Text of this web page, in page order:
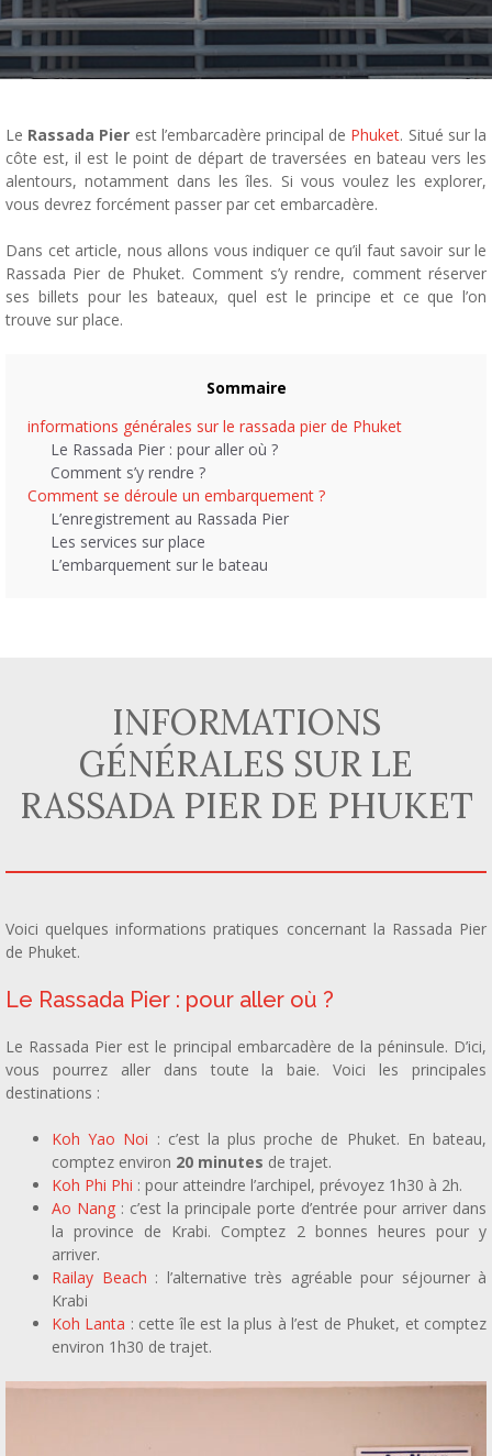
Le Rassada Pier est l’embarcadère principal de Phuket. Situé sur la
côte est, il est le point de départ de traversées en bateau vers les
alentours, notamment dans les îles. Si vous voulez les explorer,
vous devrez forcément passer par cet embarcadère.
Dans cet article, nous allons vous indiquer ce qu’il faut savoir sur le
Rassada Pier de Phuket. Comment s’y rendre, comment réserver
ses billets pour les bateaux, quel est le principe et ce que l’on
trouve sur place.
Sommaire
informations générales sur le rassada pier de Phuket
Le Rassada Pier : pour aller où ?
Comment s’y rendre ?
Comment se déroule un embarquement ?
L’enregistrement au Rassada Pier
Les services sur place
L’embarquement sur le bateau
INFORMATIONS
GÉNÉRALES SUR LE
RASSADA PIER DE PHUKET
Voici quelques informations pratiques concernant la Rassada Pier
de Phuket.
Le Rassada Pier : pour aller où ?
Le Rassada Pier est le principal embarcadère de la péninsule. D’ici,
vous pourrez aller dans toute la baie. Voici les principales
destinations :
Koh Yao Noi : c’est la plus proche de Phuket. En bateau,
comptez environ 20 minutes de trajet.
Koh Phi Phi : pour atteindre l’archipel, prévoyez 1h30 à 2h.
Ao Nang : c’est la principale porte d’entrée pour arriver dans
la province de Krabi. Comptez 2 bonnes heures pour y
arriver.
Railay Beach : l’alternative très agréable pour séjourner à
Krabi
Koh Lanta : cette île est la plus à l’est de Phuket, et comptez
environ 1h30 de trajet.